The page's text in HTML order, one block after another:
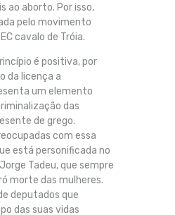
ao aborto. Por isso,
pelo movimento
cavalo de Tróia.
é positiva, por
da licença a
um elemento
das
de grego.
com essa
está personificada no
Tadeu, que sempre
morte das mulheres.
deputados que
das suas vidas